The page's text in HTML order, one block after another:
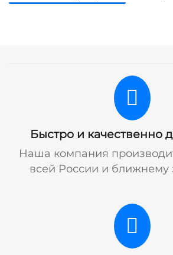
Быстро и качественно
Наша компания
всей России и